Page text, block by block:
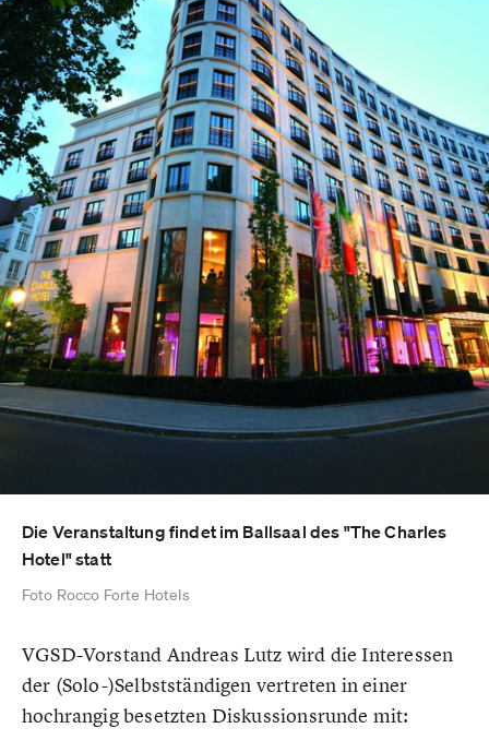
Die Veranstaltung findet im Ballsaal des "The Charles
Hotel" statt
Foto Rocco Forte Hotels
VGSD-Vorstand Andreas Lutz wird die Interessen
der (Solo-)Selbstständigen vertreten in einer
hochrangig besetzten Diskussionsrunde mit: